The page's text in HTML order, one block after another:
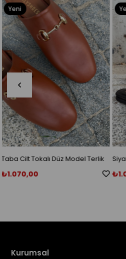
Siyah Cilt Tokalı Düz Model Terlik
₺1.070,00
Yeni
Kurumsal